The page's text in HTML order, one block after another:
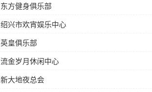
东方健身俱乐部
绍兴市欢宵娱乐中心
英皇俱乐部
流金岁月休闲中心
新大地夜总会